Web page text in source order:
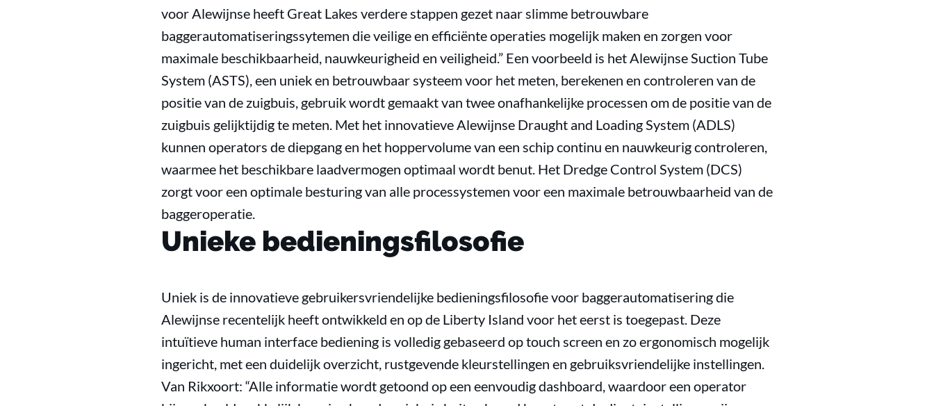
voor Alewijnse heeft Great Lakes verdere stappen gezet naar slimme betrouwbare
baggerautomatiseringssytemen die veilige en efficiënte operaties mogelijk maken en zorgen voor
maximale beschikbaarheid, nauwkeurigheid en veiligheid.” Een voorbeeld is het Alewijnse Suction Tube
System (ASTS), een uniek en betrouwbaar systeem voor het meten, berekenen en controleren van de
positie van de zuigbuis, gebruik wordt gemaakt van twee onafhankelijke processen om de positie van de
zuigbuis gelijktijdig te meten. Met het innovatieve Alewijnse Draught and Loading System (ADLS)
kunnen operators de diepgang en het hoppervolume van een schip continu en nauwkeurig controleren,
waarmee het beschikbare laadvermogen optimaal wordt benut. Het Dredge Control System (DCS)
zorgt voor een optimale besturing van alle processystemen voor een maximale betrouwbaarheid van de
baggeroperatie.
Unieke bedieningsfilosofie
Uniek is de innovatieve gebruikersvriendelijke bedieningsfilosofie voor baggerautomatisering die
Alewijnse recentelijk heeft ontwikkeld en op de Liberty Island voor het eerst is toegepast. Deze
intuïtieve human interface bediening is volledig gebaseerd op touch screen en zo ergonomisch mogelijk
ingericht, met een duidelijk overzicht, rustgevende kleurstellingen en gebruiksvriendelijke instellingen.
Van Rikxoort: “Alle informatie wordt getoond op een eenvoudig dashboard, waardoor een operator